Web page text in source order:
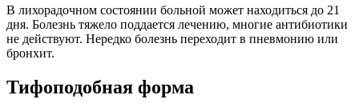
В лихорадочном состоянии больной может находиться до 21
дня. Болезнь тяжело поддается лечению, многие антибиотики
не действуют. Нередко болезнь переходит в пневмонию или
бронхит.
Тифоподобная форма